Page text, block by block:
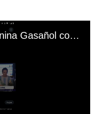
El mal momento de Yanina Gasañol con un hincha argentino en "Subrayado"